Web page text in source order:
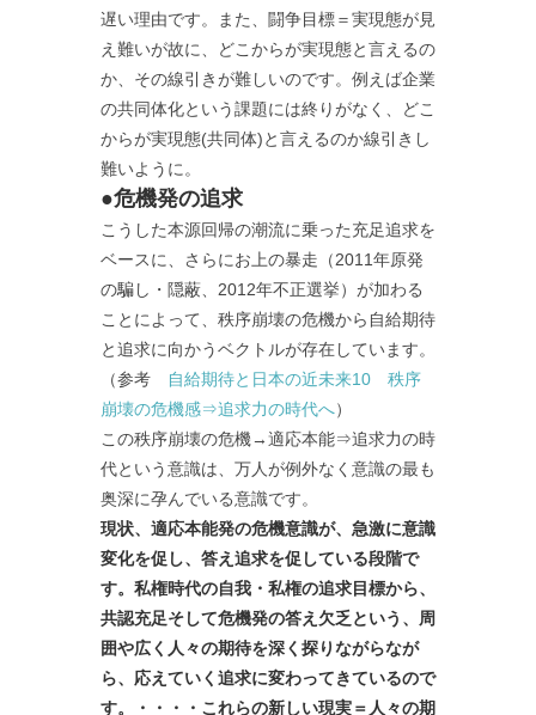
遅い理由です。また、闘争目標＝実現態が見
え難いが故に、どこからが実現態と言えるの
か、その線引きが難しいのです。例えば企業
の共同体化という課題には終りがなく、どこ
からが実現態(共同体)と言えるのか線引きし
難いように。
●危機発の追求
こうした本源回帰の潮流に乗った充足追求を
ベースに、さらにお上の暴走（2011年原発
の騙し・隠蔽、2012年不正選挙）が加わる
ことによって、秩序崩壊の危機から自給期待
と追求に向かうベクトルが存在しています。
（参考
自給期待と日本の近未来10 秩序
崩壊の危機感⇒追求力の時代へ）
この秩序崩壊の危機→適応本能⇒追求力の時
代という意識は、万人が例外なく意識の最も
奥深に孕んでいる意識です。
現状、適応本能発の危機意識が、急激に意識
変化を促し、答え追求を促している段階で
す。私権時代の自我・私権の追求目標から、
共認充足そして危機発の答え欠乏という、周
囲や広く人々の期待を深く探りながらなが
ら、応えていく追求に変わってきているので
す。・・・・これらの新しい現実＝人々の期